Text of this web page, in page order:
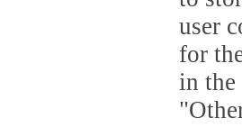
user
for
in the